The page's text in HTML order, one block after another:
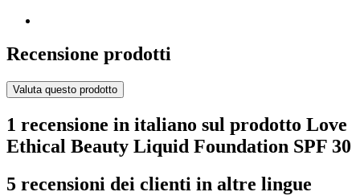
Recensione prodotti
Valuta questo prodotto
1 recensione in italiano sul prodotto Love
Ethical Beauty Liquid Foundation SPF 30
5 recensioni dei clienti in altre lingue